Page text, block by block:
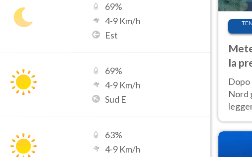
69%
4-9 Km/h
Est
69%
4-9 Km/h
Sud E
63%
4-9 Km/h
la
Dopo
Nord